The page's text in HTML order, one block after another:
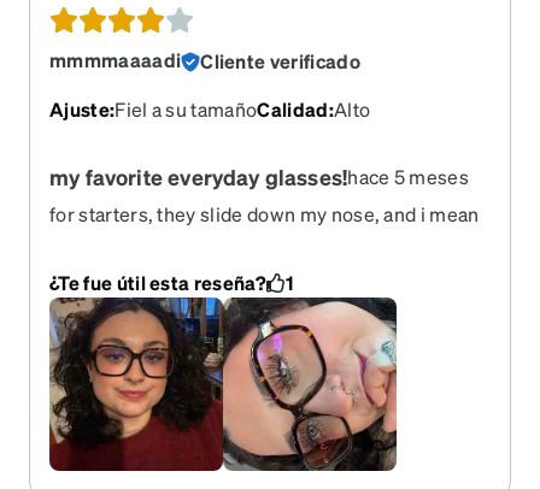
mmmmaaaadi
Cliente verificado
Ajuste:Fiel a su tamañoCalidad:Alto
my favorite everyday glasses!hace 5 meses
for starters, they slide down my nose, and i mean
compliments when i wear them. i’ve learned to
just bring oil sheets with me because it’s mainly
due to sweat/oils on my face. the frame size, the
arm length, and the shape are all 5/5 stars though
¿Te fue útil esta reseña? 1